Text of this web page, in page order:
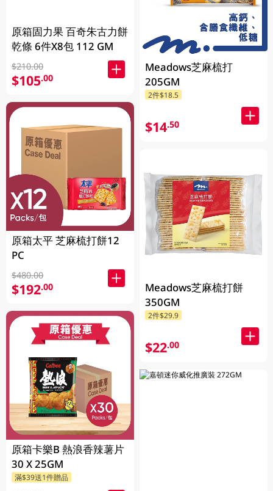
原箱固力果 百奇朱古力餅
乾條 6件X8包 112 GM
$210.00
$105.00
原箱太平 芝麻梳打餅12
PC
$480.00
$192.00
原箱卡樂B 熱浪香辣薯片
30 X 25GM
滿$39送1件贈品
Meadows芝麻梳打
205GM
2件$18.5
$14.50
Meadows芝麻梳打餅
350GM
2件$29.9
$22.00